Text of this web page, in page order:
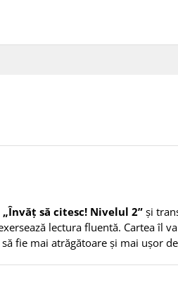
„Învăț să citesc! Nivelul 2” și
lectura fluentă. Cartea îl
fie mai atrăgătoare și mai ușor